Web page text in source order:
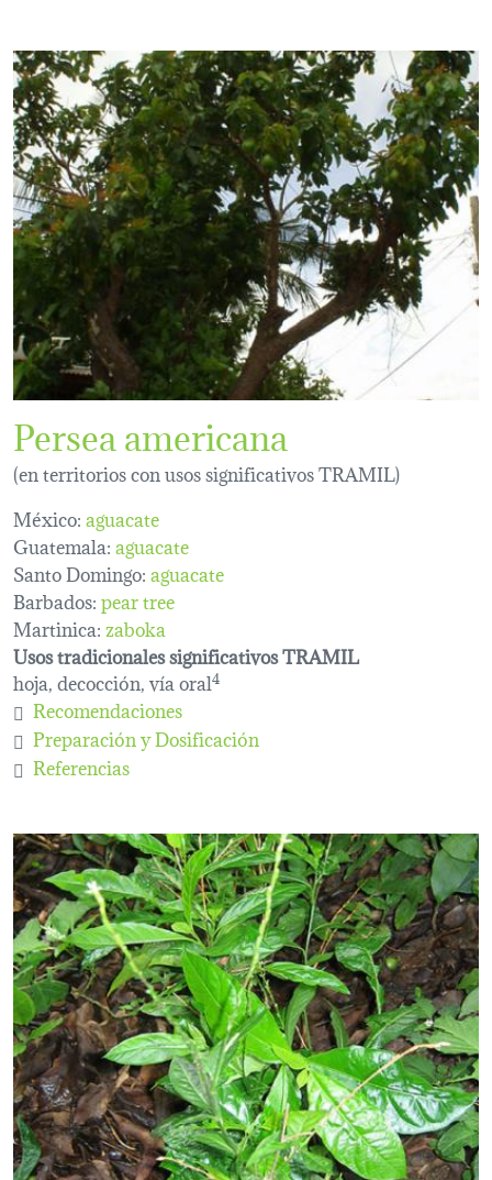
Persea americana
(en territorios con usos significativos TRAMIL)
México:aguacate
Guatemala:aguacate
Santo Domingo:aguacate
Barbados:pear tree
Martinica:zaboka
Usos tradicionales significativos TRAMIL
hoja, decocción, vía oral4
Recomendaciones
Preparación y Dosificación
Referencias